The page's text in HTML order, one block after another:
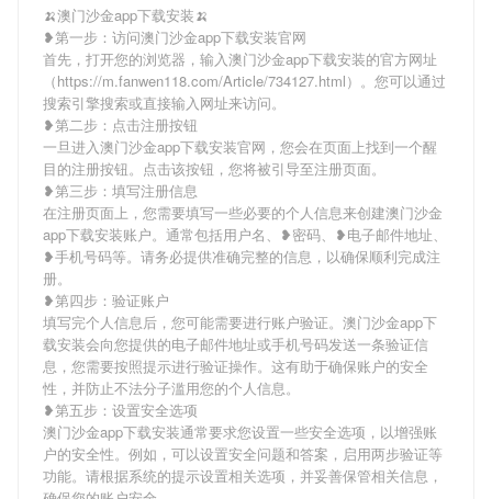
🍌澳门沙金app下载安装🍌
❥第一步：访问澳门沙金app下载安装官网
首先，打开您的浏览器，输入澳门沙金app下载安装的官方网址
（https://m.fanwen118.com/Article/734127.html）。您可以通过
搜索引擎搜索或直接输入网址来访问。
❥第二步：点击注册按钮
一旦进入澳门沙金app下载安装官网，您会在页面上找到一个醒
目的注册按钮。点击该按钮，您将被引导至注册页面。
❥第三步：填写注册信息
在注册页面上，您需要填写一些必要的个人信息来创建澳门沙金
app下载安装账户。通常包括用户名、❥密码、❥电子邮件地址、
❥手机号码等。请务必提供准确完整的信息，以确保顺利完成注
册。
❥第四步：验证账户
填写完个人信息后，您可能需要进行账户验证。澳门沙金app下
载安装会向您提供的电子邮件地址或手机号码发送一条验证信
息，您需要按照提示进行验证操作。这有助于确保账户的安全
性，并防止不法分子滥用您的个人信息。
❥第五步：设置安全选项
澳门沙金app下载安装通常要求您设置一些安全选项，以增强账
户的安全性。例如，可以设置安全问题和答案，启用两步验证等
功能。请根据系统的提示设置相关选项，并妥善保管相关信息，